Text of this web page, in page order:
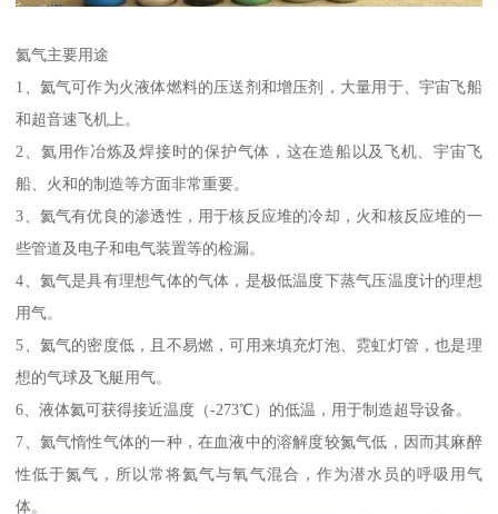
氦气主要用途
1、氦气可作为火液体燃料的压送剂和增压剂，大量用于、宇宙飞船
和超音速飞机上。
2、氦用作冶炼及焊接时的保护气体，这在造船以及飞机、宇宙飞
船、火和的制造等方面非常重要。
3、氦气有优良的渗透性，用于核反应堆的冷却，火和核反应堆的一
些管道及电子和电气装置等的检漏。
4、氦气是具有理想气体的气体，是极低温度下蒸气压温度计的理想
用气。
5、氦气的密度低，且不易燃，可用来填充灯泡、霓虹灯管，也是理
想的气球及飞艇用气。
6、液体氦可获得接近温度（-273℃）的低温，用于制造超导设备。
7、氦气惰性气体的一种，在血液中的溶解度较氮气低，因而其麻醉
性低于氮气，所以常将氦气与氧气混合，作为潜水员的呼吸用气
体。